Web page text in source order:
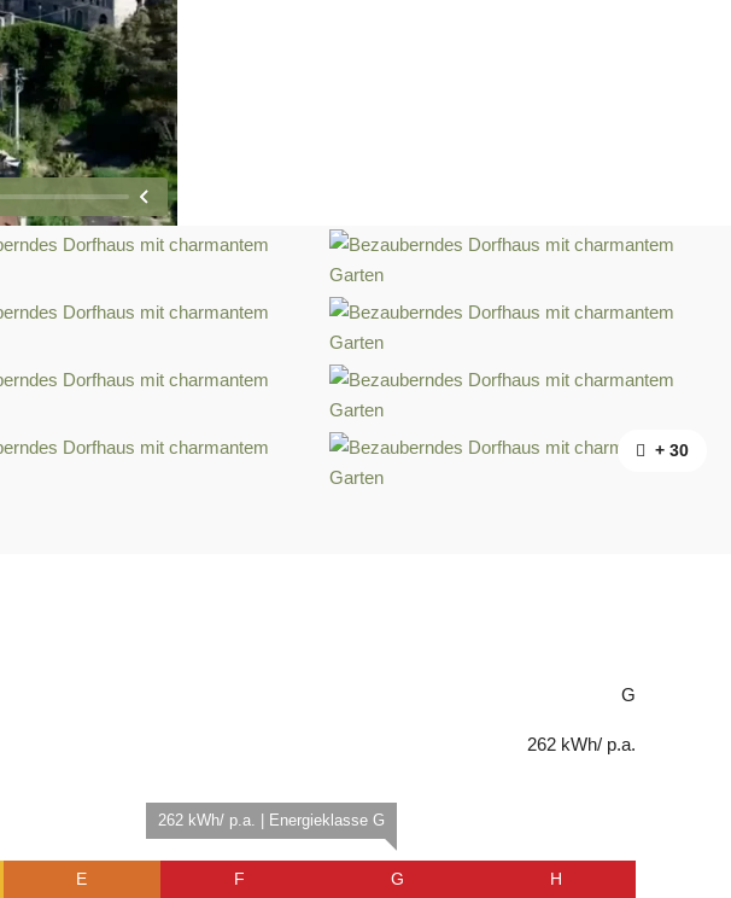
+ 30
G
262 kWh/ p.a.
E F
262 kWh/ p.a. | Energieklasse G
G H